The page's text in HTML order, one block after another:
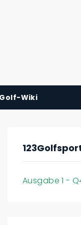
Golf-Wiki
Ausgabe 1 -